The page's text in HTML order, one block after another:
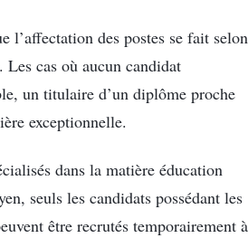
l’affectation des postes se fait selon
cas où aucun candidat
un titulaire d’un diplôme proche
exceptionnelle.
dans la matière éducation
seuls les candidats possédant les
être recrutés temporairement à